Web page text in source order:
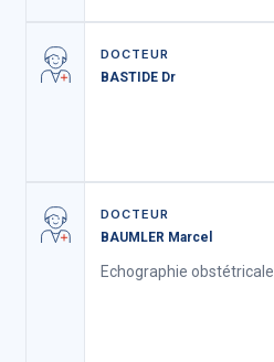
DOCTEUR
BASTIDE Dr
DOCTEUR
BAUMLER Marcel
Echographie obstétricale